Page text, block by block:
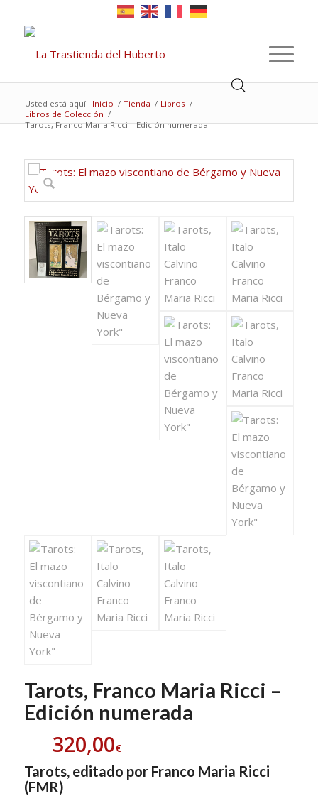
Usted está aquí: Inicio / Tienda / Libros /
Libros de Colección /
Tarots, Franco Maria Ricci – Edición numerada
Tarots, Franco Maria Ricci –
Edición numerada
320,00€
Tarots, editado por Franco Maria Ricci
(FMR)